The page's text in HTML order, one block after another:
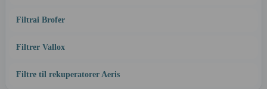
Filtrai Brofer
Filtrer Vallox
Filtre til rekuperatorer Aeris